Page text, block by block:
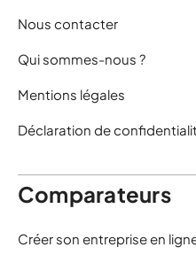
Nous contacter
Qui sommes-nous ?
Mentions légales
Déclaration de
Comparateurs
Créer son entreprise en